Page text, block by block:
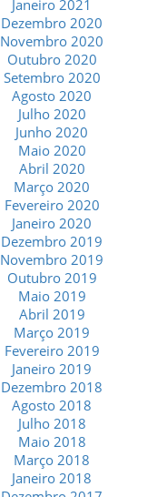
Janeiro 2021
Dezembro 2020
Novembro 2020
Outubro 2020
Setembro 2020
Agosto 2020
Julho 2020
Junho 2020
Maio 2020
Abril 2020
Março 2020
Fevereiro 2020
Janeiro 2020
Dezembro 2019
Novembro 2019
Outubro 2019
Maio 2019
Abril 2019
Março 2019
Fevereiro 2019
Janeiro 2019
Dezembro 2018
Agosto 2018
Julho 2018
Maio 2018
Março 2018
Janeiro 2018